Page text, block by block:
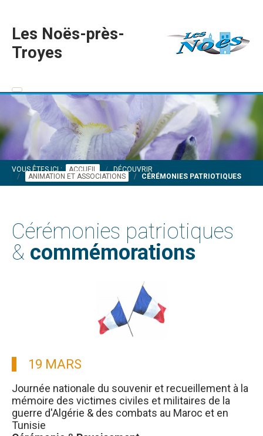
Les Noës-près-
Troyes
VOUS ÊTES ICI : ACCUEIL
DÉCOUVRIR
ANIMATION ET ASSOCIATIONS
CÉRÉMONIES PATRIOTIQUES
Cérémonies patriotiques
& commémorations
19 MARS
Journée nationale du souvenir et recueillement à la
mémoire des victimes civiles et militaires de la
guerre d'Algérie & des combats au Maroc et en
Tunisie